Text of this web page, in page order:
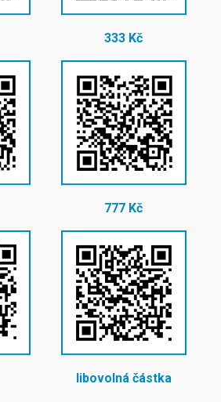
333 Kč
777 Kč
libovolná částka